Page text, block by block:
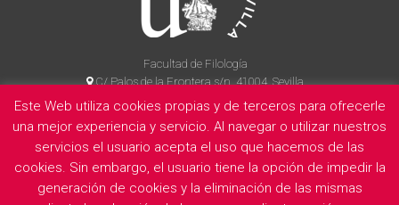
Facultad de Filología
C/ Palos de la Frontera s/n, 41004, Sevilla
954 55 14 90
La Facultad Información legal Politica de privacidad Cookies
E
Este Web utiliza cookies propias y de terceros para ofrecerle
una mejor experiencia y servicio. Al navegar o utilizar nuestros
servicios el usuario acepta el uso que hacemos de las
cookies. Sin embargo, el usuario tiene la opción de impedir la
generación de cookies y la eliminación de las mismas